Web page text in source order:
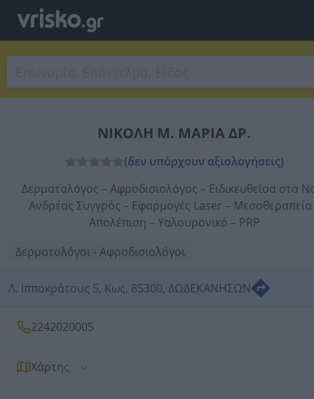
ΝΙΚΟΛΗ Μ. ΜΑΡΙΑ ΔΡ.
(δεν υπάρχουν αξιολογήσεις)
Δερματολόγος – Αφροδισιολόγος – Ειδικευθείσα στο
Ανδρέας Συγγρός – Εφαρμογές Laser – Μεσοθεραπεία
Απολέπιση – Υαλουρονικό – PRP
Δερματολόγοι - Αφροδισιολόγοι
Λ. Ιπποκράτους 5, Κως, 85300, ΔΩΔΕΚΑΝΗΣΩΝ
2242020005
Χάρτης